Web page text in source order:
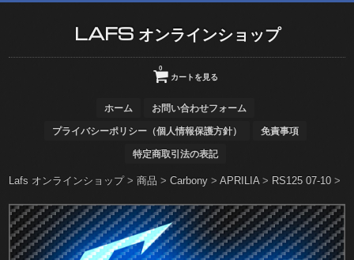
LAFS オンラインショップ
カートを見る
0
ホーム お問い合わせフォーム
プライバシーポリシー（個人情報保護方針） 免責事項
特定商取引法の表記
Lafs オンラインショップ>商品 >Carbony >APRILIA> RS125 07-10 >